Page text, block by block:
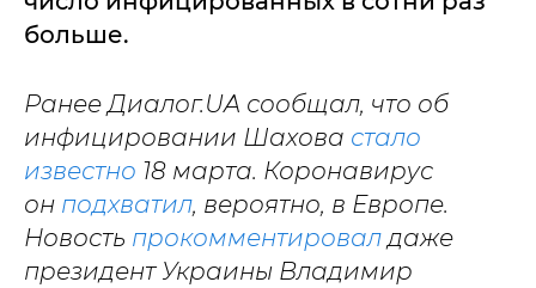
больше.
Ранее Диалог.UA сообщал, что об
инфицировании Шахова стало
известно 18 марта. Коронавирус
он подхватил, вероятно, в Европе.
Новость прокомментировал даже
президент Украины Владимир